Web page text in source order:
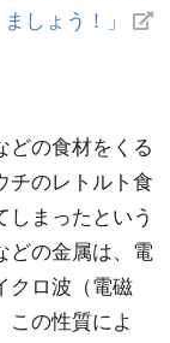
ましょう！」
どの食材をくる
チのレトルト食
しまったという
どの金属は、電
クロ波（電磁
この性質によ